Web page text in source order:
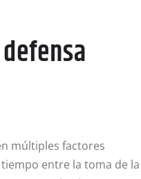
múltiples factores
entre la toma de la